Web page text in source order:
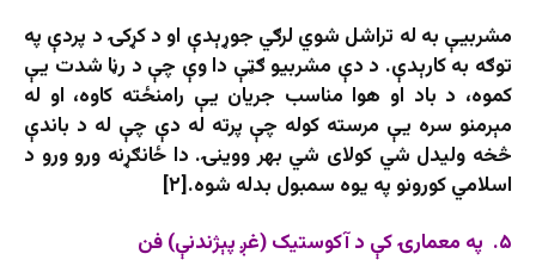
مشربیې به له تراشل شوي لرګي جوړېدې او د کړکۍ د پردې په
توګه به کارېدې. د دې مشربیو ګټې دا وې چې د رڼا شدت یې
کموه، د باد او هوا مناسب جریان یې رامنځته کاوه، او له
مېرمنو سره یې مرسته کوله چې پرته له دې چې له د باندې
څخه ولیدل شي کولای شي بهر ووینۍ. دا ځانګړنه ورو ورو د
اسلامي کورونو په یوه سمبول بدله شوه.[۲]
۵. په معمارۍ کې د آکوستیک (غږ پېژندنې) فن